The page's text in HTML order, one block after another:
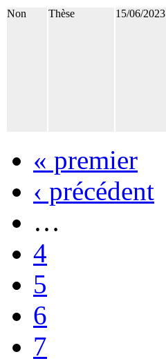
Non
Thèse 15/06/2023
« premier
‹ précédent
…
4
5
6
7